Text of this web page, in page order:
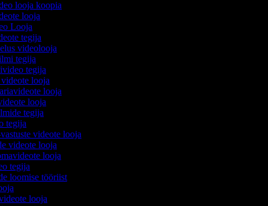
looja koopia
looja
Looja
tegija
videolooja
tegija
tegija
looja
looja
looja
tegija
tegija
videote looja
videote looja
looja
tegija
loomise tööriist
looja